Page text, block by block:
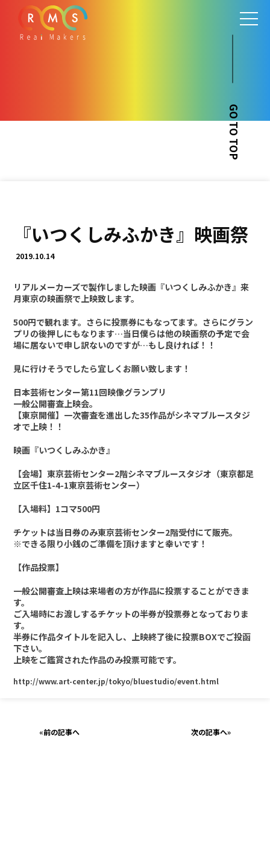
『いつくしみふかき』映画祭
2019.10.14
リアルメーカーズで製作しました映画『いつくしみふかき』来
月東京の映画祭で上映致します。
500円で観れます。さらに投票券にもなってます。さらにグラン
プリの後押しにもなります…当日僕らは他の映画祭の予定で会
場に居ないで申し訳ないのですが…もし良ければ！！
見に行けそうでしたら宜しくお願い致します！
日本芸術センター第11回映像グランプリ
一般公開審査上映会。
【東京開催】一次審査を進出した35作品がシネマブルースタジ
オで上映！！
映画『いつくしみふかき』
【会場】東京芸術センター2階シネマブルースタジオ（東京都足
立区千住1-4-1東京芸術センター）
【入場料】1コマ500円
チケットは当日券のみ東京芸術センター2階受付にて販売。
※できる限り小銭のご準備を頂けますと幸いです！
【作品投票】
一般公開審査上映は来場者の方が作品に投票することができま
す。
ご入場時にお渡しするチケットの半券が投票券となっておりま
す。
半券に作品タイトルを記入し、上映終了後に投票BOXでご投函
下さい。
上映をご鑑賞された作品のみ投票可能です。
http://www.art-center.jp/tokyo/bluestudio/event.html
«前の記事へ 次の記事へ»
GO TO TOP